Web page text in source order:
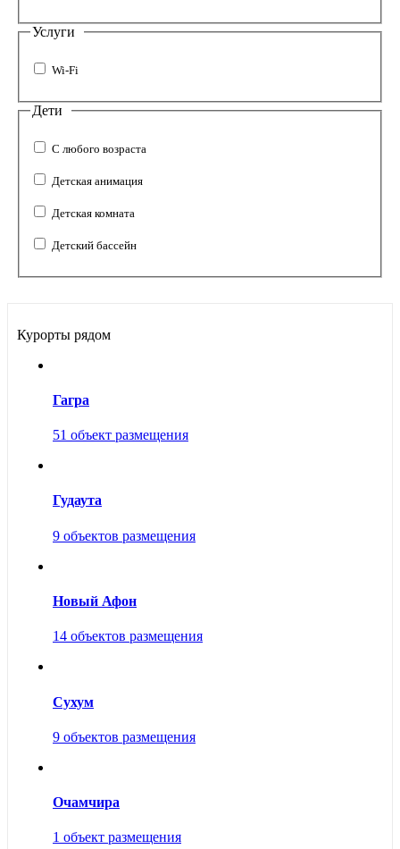
Услуги
Wi-Fi
Дети
С любого возраста
Детская анимация
Детская комната
Детский бассейн
Курорты рядом
Гагра
51 объект размещения
Гудаута
9 объектов размещения
Новый Афон
14 объектов размещения
Сухум
9 объектов размещения
Очамчира
1 объект размещения